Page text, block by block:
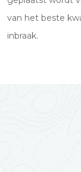
van het beste
inbraak.